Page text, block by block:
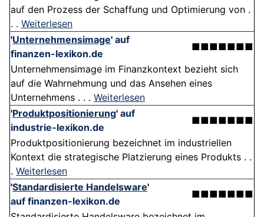
auf den Prozess der Schaffung und Optimierung von .
. . Weiterlesen
'Unternehmensimage' auf
finanzen-lexikon.de
■■■■■■■
Unternehmensimage im Finanzkontext bezieht sich
auf die Wahrnehmung und das Ansehen eines
Unternehmens . . . Weiterlesen
'Produktpositionierung' auf
industrie-lexikon.de
■■■■■■■
Produktpositionierung bezeichnet im industriellen
Kontext die strategische Platzierung eines Produkts . .
. Weiterlesen
'Standardisierte Handelsware'
auf finanzen-lexikon.de
■■■■■■■